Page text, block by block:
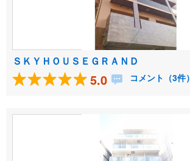
ＳＫＹＨＯＵＳＥＧＲＡＮＤ
5.0 コメント（3件）